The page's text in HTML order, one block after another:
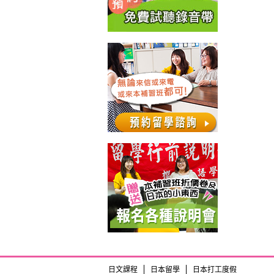
日文課程 日本留學 日本打工度假